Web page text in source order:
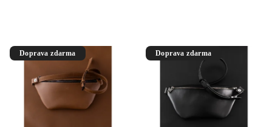
Doprava zdarma Doprava zdarma